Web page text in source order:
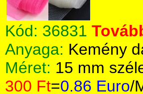
Kód: 36831
Anyaga: Kemény
Méret: 15 mm
300 Ft=0.86 Euro/